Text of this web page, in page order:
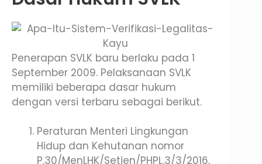
Penerapan SVLK baru berlaku pada 1
September 2009. Pelaksanaan SVLK
memiliki beberapa dasar hukum
dengan versi terbaru sebagai berikut.
Peraturan Menteri Lingkungan
Hidup dan Kehutanan nomor
P.30/MenLHK/Setjen/PHPL.3/3/2016,